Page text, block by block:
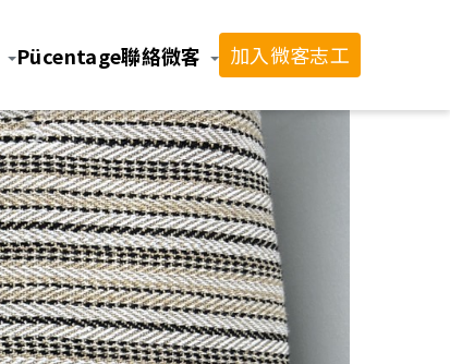
Pücentage聯絡微客 加入微客志工